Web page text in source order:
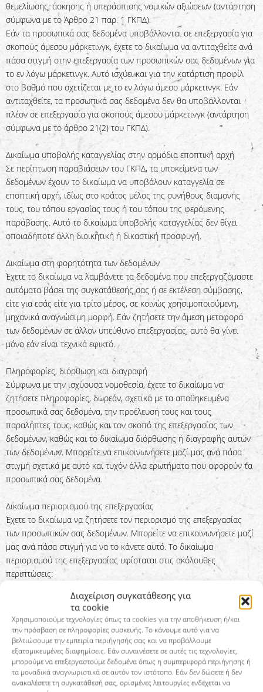
Διαχείριση συγκατάθεσης για
τα cookie
Χρησιμοποιούμε τεχνολογίες όπως τα cookies για την αποθήκευση ή/και
την πρόσβαση σε πληροφορίες συσκευής. Το κάνουμε αυτό για να
βελτιώσουμε την εμπειρία περιήγησής σας και να προβάλλουμε
εξατομικευμένες διαφημίσεις. Εάν συναινέσετε σε αυτές τις τεχνολογίες,
μπορούμε να επεξεργαστούμε δεδομένα όπως η συμπεριφορά περιήγησης ή
τα μοναδικά αναγνωριστικά σε αυτόν τον ιστότοπο. Εάν δεν δώσετε ή δεν
ανακαλέσετε τη συγκατάθεσή σας, ορισμένες λειτουργίες ενδέχεται να
θεμελίωσης, άσκησης ή υπεράσπισης νομικών αξιώσεων (αντάρτηση
σύμφωνα με το Άρθρο 21 παρ. 1 ΓΚΠΔ).
Εάν τα προσωπικά σας δεδομένα υποβάλλονται σε επεξεργασία για
σκοπούς άμεσου μάρκετινγκ, έχετε το δικαίωμα να αντιταχθείτε ανά
πάσα στιγμή στην επεξεργασία των προσωπικών σας δεδομένων για
το εν λόγω μάρκετινγκ. Αυτό ισχύει και για την κατάρτιση προφίλ
στο βαθμό που σχετίζεται με το εν λόγω άμεσο μάρκετινγκ. Εάν
αντιταχθείτε, τα προσωπικά σας δεδομένα δεν θα υποβάλλονται
πλέον σε επεξεργασία για σκοπούς άμεσου μάρκετινγκ (αντάρτηση
σύμφωνα με το άρθρο 21(2) του ΓΚΠΔ).
Δικαίωμα υποβολής καταγγελίας στην αρμόδια εποπτική αρχή
Σε περίπτωση παραβιάσεων του ΓΚΠΔ, τα υποκείμενα των
δεδομένων έχουν το δικαίωμα να υποβάλουν καταγγελία σε
εποπτική αρχή, ιδίως στο κράτος μέλος της συνήθους διαμονής
τους, του τόπου εργασίας τους ή του τόπου της φερόμενης
παράβασης. Αυτό το δικαίωμα υποβολής καταγγελίας δεν θίγει
οποιαδήποτε άλλη διοικητική ή δικαστική προσφυγή.
Δικαίωμα στη φορητότητα των δεδομένων
Έχετε το δικαίωμα να λαμβάνετε τα δεδομένα που επεξεργαζόμαστε
αυτόματα βάσει της συγκατάθεσής σας ή σε εκτέλεση σύμβασης,
είτε για εσάς είτε για τρίτο μέρος, σε κοινώς χρησιμοποιούμενη,
μηχανικά αναγνώσιμη μορφή. Εάν ζητήσετε την άμεση μεταφορά
των δεδομένων σε άλλον υπεύθυνο επεξεργασίας, αυτό θα γίνει
μόνο εάν είναι τεχνικά εφικτό.
Πληροφορίες, διόρθωση και διαγραφή
Σύμφωνα με την ισχύουσα νομοθεσία, έχετε το δικαίωμα να
ζητήσετε πληροφορίες, δωρεάν, σχετικά με τα αποθηκευμένα
προσωπικά σας δεδομένα, την προέλευσή τους και τους
παραλήπτες τους, καθώς και τον σκοπό της επεξεργασίας των
δεδομένων, καθώς και το δικαίωμα διόρθωσης ή διαγραφής αυτών
των δεδομένων. Μπορείτε να επικοινωνήσετε μαζί μας ανά πάσα
στιγμή σχετικά με αυτό και τυχόν άλλα ερωτήματα που αφορούν τα
προσωπικά σας δεδομένα.
Δικαίωμα περιορισμού της επεξεργασίας
Έχετε το δικαίωμα να ζητήσετε τον περιορισμό της επεξεργασίας
των προσωπικών σας δεδομένων. Μπορείτε να επικοινωνήσετε μαζί
μας ανά πάσα στιγμή για να το κάνετε αυτό. Το δικαίωμα
περιορισμού της επεξεργασίας υφίσταται στις ακόλουθες
περιπτώσεις:
Εάν αμφισβητείτε την ακρίβεια των προσωπικών σας δεδομένων
που είναι αποθηκευμένα σε εμάς, γενικά χρειαζόμαστε χρόνο για να
το επαληθεύσουμε. Κατά τη διάρκεια της διαδικασίας επαλήθευσης,
έχετε το δικαίωμα να ζητήσετε τον περιορισμό της επεξεργασίας των
προσωπικών σας δεδομένων.
Εάν η επεξεργασία των προσωπικών σας δεδομένων ήταν/είναι